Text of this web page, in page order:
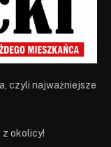
czyli najważniejsze
okolicy!